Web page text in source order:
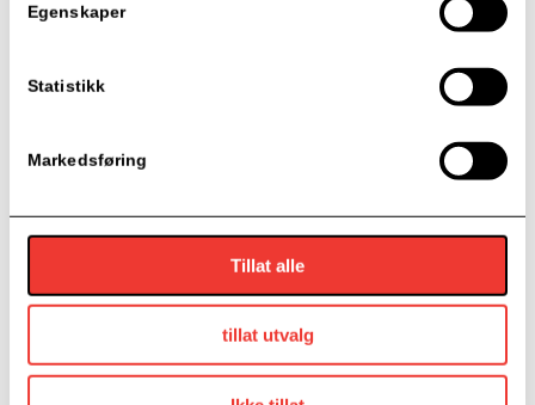
Egenskaper
Statistikk
Markedsføring
Tillat alle
tillat utvalg